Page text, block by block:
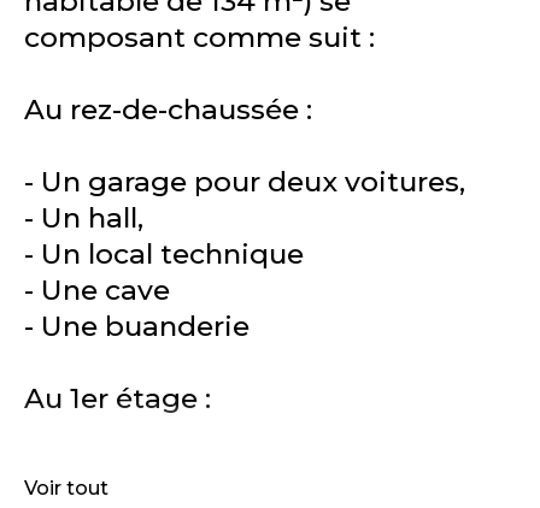
composant comme suit :
Au rez-de-chaussée :
- Un garage pour deux voitures,
- Un hall,
- Un local technique
- Une cave
- Une buanderie
Au 1er étage :
Voir tout